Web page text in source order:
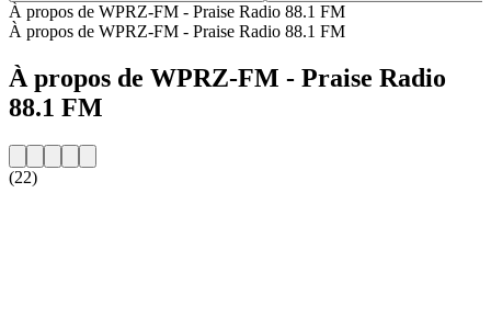
À propos de WPRZ-FM - Praise Radio 88.1 FM
À propos de WPRZ-FM - Praise Radio 88.1 FM
À propos de WPRZ-FM - Praise Radio
88.1 FM
(22)